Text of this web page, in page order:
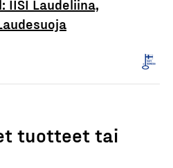
IISI Laudeliina,
tuotteet tai